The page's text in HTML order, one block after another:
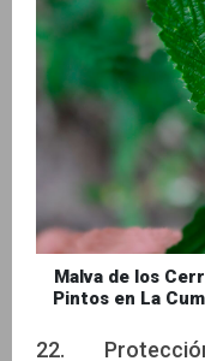
Malva de los
Pintos en La
22. Protección